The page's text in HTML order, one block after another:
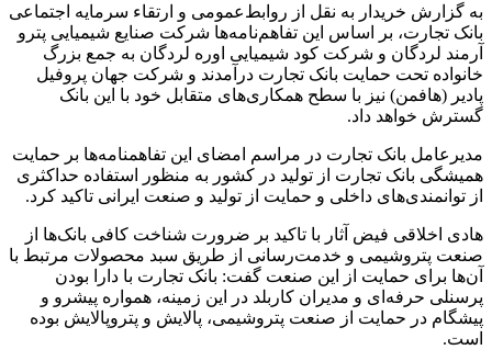
به گزارش خریدار به نقل از روابط‌عمومی و ارتقاء سرمایه اجتماعی
بانک تجارت، بر اساس این تفاهم‌نامه‌‌ها شرکت صنایع شیمیایی پترو
آرمند لردگان و شرکت کود شیمیایی اوره لردگان به جمع بزرگ
خانواده تحت حمایت بانک تجارت درآمدند و شرکت جهان پروفیل
پادیر (هافمن) نیز با سطح همکاری‌های متقابل خود با این بانک
گسترش خواهد داد.
مدیرعامل بانک تجارت در مراسم امضای این تفاهمنامه‌ها ‌بر حمایت
همیشگی بانک تجارت از تولید در کشور به منظور استفاده حداکثری
از توانمندی‌های داخلی و حمایت از تولید و صنعت ایرانی تاکید کرد.
هادی اخلاقی فیض آثار با تاکید بر ضرورت شناخت کافی بانک‌ها از
صنعت پتروشیمی و خدمت‌رسانی از طریق سبد محصولات مرتبط با
آن‌ها برای حمایت از این صنعت گفت: بانک تجارت با دارا بودن
پرسنلی حرفه‌ای و مدیران کاربلد در این زمینه، همواره پیشرو و
پیشگام در حمایت از صنعت پتروشیمی، پالایش و پتروپالایش بوده
است.